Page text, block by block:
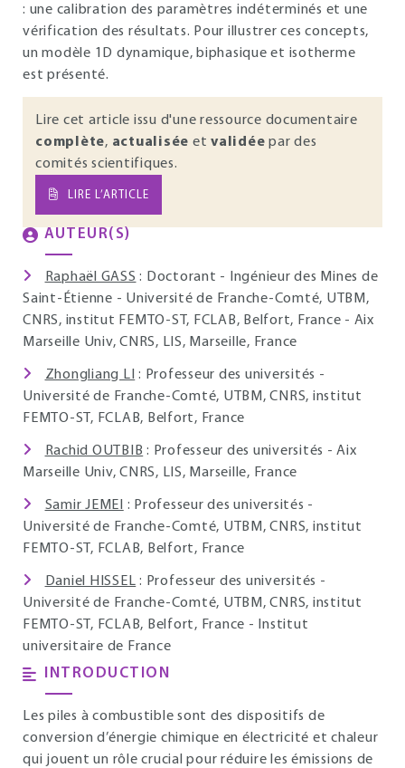
: une calibration des paramètres indéterminés et une
vérification des résultats. Pour illustrer ces concepts,
un modèle 1D dynamique, biphasique et isotherme
est présenté.
Lire cet article issu d'une ressource documentaire
complète, actualisée et validée par des
comités scientifiques.
LIRE L’ARTICLE
AUTEUR(S)
Raphaël GASS : Doctorant - Ingénieur des Mines de
Saint-Étienne - Université de Franche-Comté, UTBM,
CNRS, institut FEMTO-ST, FCLAB, Belfort, France - Aix
Marseille Univ, CNRS, LIS, Marseille, France
Zhongliang LI : Professeur des universités -
Université de Franche-Comté, UTBM, CNRS, institut
FEMTO-ST, FCLAB, Belfort, France
Rachid OUTBIB : Professeur des universités - Aix
Marseille Univ, CNRS, LIS, Marseille, France
Samir JEMEI
: Professeur des universités -
Université de Franche-Comté, UTBM, CNRS, institut
FEMTO-ST, FCLAB, Belfort, France
Daniel HISSEL : Professeur des universités -
Université de Franche-Comté, UTBM, CNRS, institut
FEMTO-ST, FCLAB, Belfort, France - Institut
universitaire de France
INTRODUCTION
Les piles à combustible sont des dispositifs de
conversion d’énergie chimique en électricité et chaleur
qui jouent un rôle crucial pour réduire les émissions de